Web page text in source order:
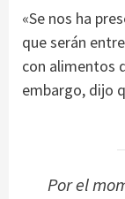
«Se nos ha
que serán
con alimentos
embargo, dijo
Por el